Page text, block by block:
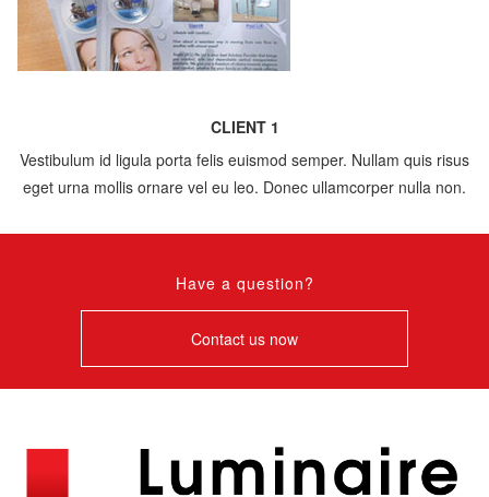
CLIENT 1
Vestibulum id ligula porta felis euismod semper. Nullam quis risus
eget urna mollis ornare vel eu leo. Donec ullamcorper nulla non.
Have a question?
Contact us now